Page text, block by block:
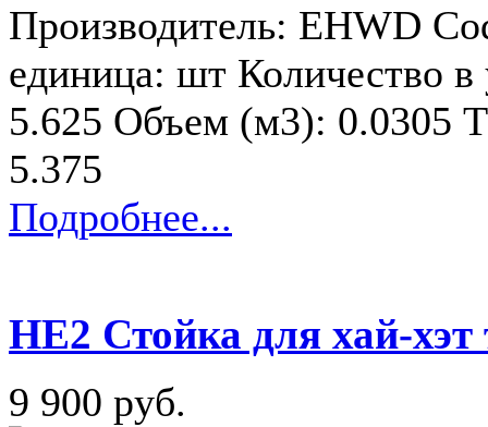
Производитель: EHWD
единица: шт Количество в
5.625 Объем (м3): 0.0305
5.375
Подробнее...
HE2 Стойка для хай-
9 900 руб.